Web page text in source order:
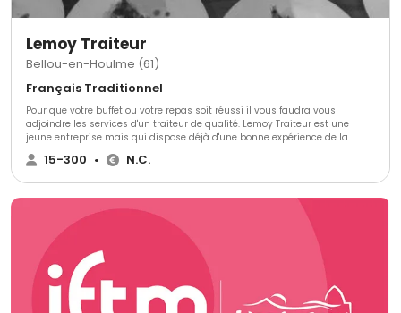
Lemoy Traiteur
Bellou-en-Houlme (61)
Français Traditionnel
Pour que votre buffet ou votre repas soit réussi il vous faudra vous
adjoindre les services d'un traiteur de qualité. Lemoy Traiteur est une
jeune entreprise mais qui dispose déjà d'une bonne expérience de la
cuisine, puisqu'elle est composée d'un chef cuisinier ayant travaillé dans
différents restaurants gastronomiques ainsi que d'un chef pâtissier de
chef fait une cuisine raffinée se basant sur des produits frais, cultivés
dans la région et faits maison pour que votre repas, qu'importe sa forme,
soit à l'image de votre union : réussi et qui enchante tous vos invités et
vous même.
15-300 • N.C.